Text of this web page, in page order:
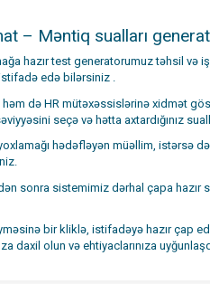
– Məntiq sualları
hazır test generatorumuz təhsil və
edə bilərsiniz .
də HR mütəxəssislərinə xidmət
seçə və hətta axtardığınız
hədəfləyən müəllim, istərsə
sonra sistemimiz dərhal çapa hazır
bir kliklə, istifadəyə hazır çap
daxil olun və ehtiyaclarınıza